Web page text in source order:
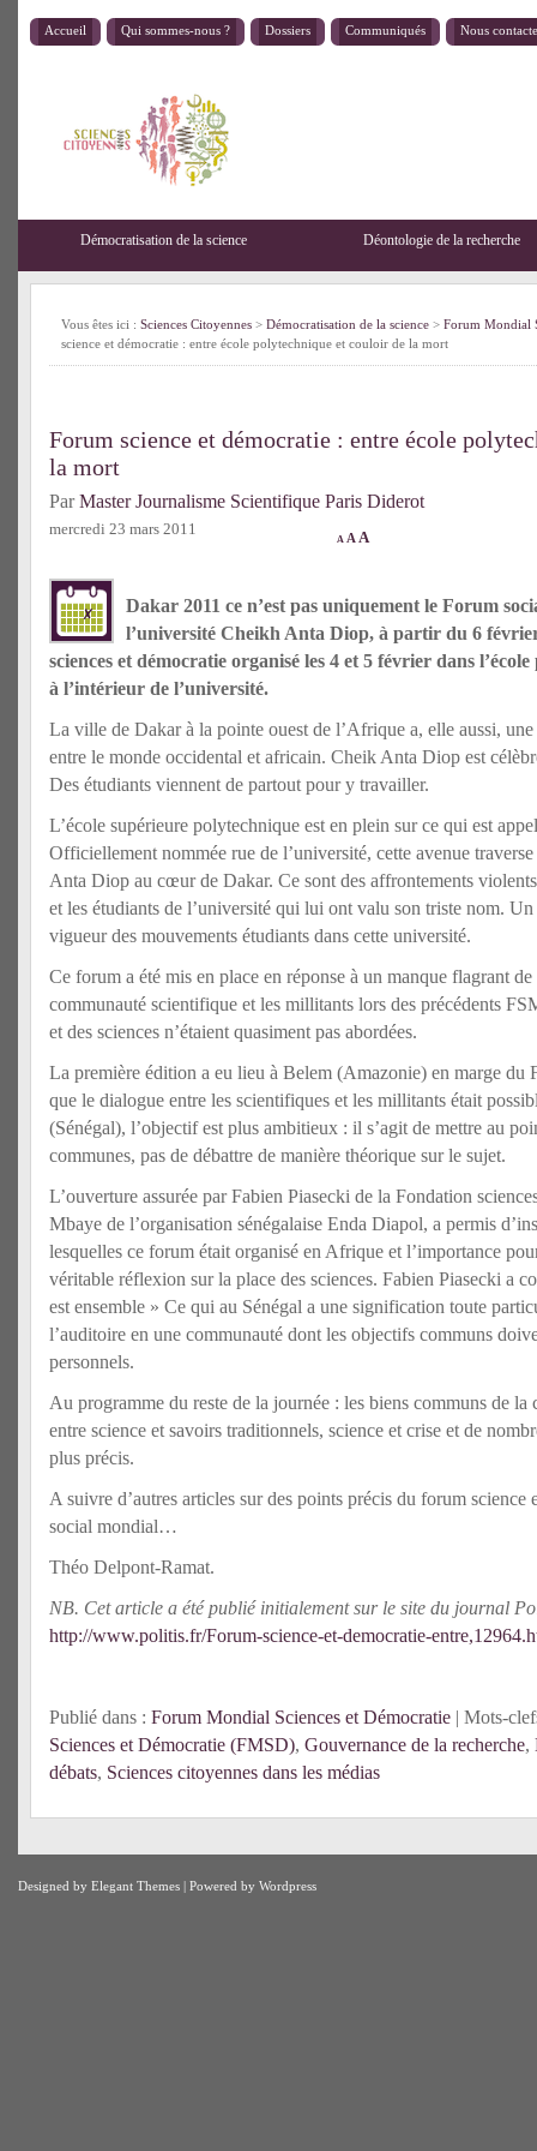
Accueil Qui sommes-nous ? Dossiers Communiqués Nous
Démocratisation de la science Déontologie de la recherche
Vous êtes ici : Sciences Citoyennes > Démocratisation de la science > Forum Mondial
science et démocratie : entre école polytechnique et couloir de la mort
Forum science et démocratie : entre école
la mort
ParMaster Journalisme Scientifique Paris Diderot
mercredi 23 mars 2011
A A A
Dakar 2011 ce n’est pas uniquement le Forum
l’université Cheikh Anta Diop, à partir du 6
sciences et démocratie organisé les 4 et 5 février dans
à l’intérieur de l’université.
La ville de Dakar à la pointe ouest de l’Afrique a, elle aussi,
entre le monde occidental et africain. Cheik Anta Diop est
Des étudiants viennent de partout pour y travailler.
L’école supérieure polytechnique est en plein sur ce qui est
Officiellement nommée rue de l’université, cette avenue
Anta Diop au cœur de Dakar. Ce sont des affrontements
et les étudiants de l’université qui lui ont valu son triste nom.
vigueur des mouvements étudiants dans cette université.
Ce forum a été mis en place en réponse à un manque flagrant
communauté scientifique et les millitants lors des précédents
et des sciences n’étaient quasiment pas abordées.
La première édition a eu lieu à Belem (Amazonie) en marge du
que le dialogue entre les scientifiques et les millitants était
(Sénégal), l’objectif est plus ambitieux : il s’agit de mettre au
communes, pas de débattre de manière théorique sur le sujet.
L’ouverture assurée par Fabien Piasecki de la Fondation
Mbaye de l’organisation sénégalaise Enda Diapol, a permis
lesquelles ce forum était organisé en Afrique et l’importance
véritable réflexion sur la place des sciences. Fabien Piasecki a
est ensemble » Ce qui au Sénégal a une signification toute
l’auditoire en une communauté dont les objectifs communs
personnels.
Au programme du reste de la journée : les biens communs de la
entre science et savoirs traditionnels, science et crise et de
plus précis.
A suivre d’autres articles sur des points précis du forum
social mondial…
Théo Delpont-Ramat.
NB. Cet article a été publié initialement sur le site du journal
http://www.politis.fr/Forum-science-et-democratie-
Publié dans : Forum Mondial Sciences et Démocratie | Mots-
Sciences et Démocratie (FMSD), Gouvernance de la recherche,
débats, Sciences citoyennes dans les médias
Designed by Elegant Themes | Powered by Wordpress